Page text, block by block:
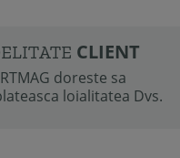
CLIENT
doreste sa
loialitatea Dvs.